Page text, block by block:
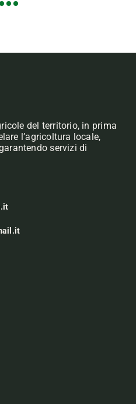
del territorio, in prima
l’agricoltura locale,
servizi di